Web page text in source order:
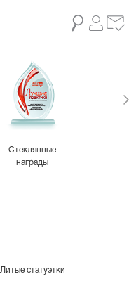
Стеклянные
награды
Литые статуэтки